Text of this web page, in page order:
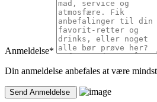
Anmeldelse*
Din anmeldelse anbefales at være